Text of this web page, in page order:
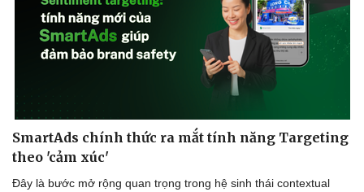
SmartAds chính thức ra mắt tính năng Targeting
theo 'cảm xúc'
Đây là bước mở rộng quan trọng trong hệ sinh thái contextual